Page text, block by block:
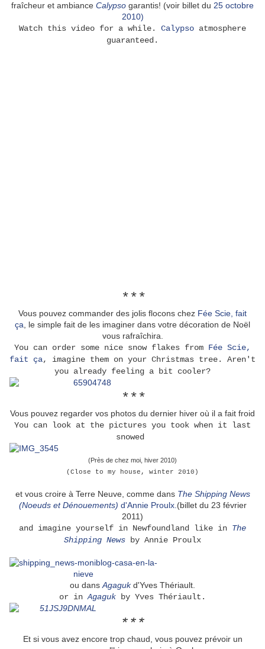
fraîcheur et ambiance Calypso garantis! (voir billet du 25 octobre
2010)
Watch this video for a while. Calypso atmosphere
guaranteed.
***
Vous pouvez commander des jolis flocons chez Fée Scie, fait
ça , le simple fait de les imaginer dans votre décoration de Noël
vous rafraîchira.
You can order some nice snow flakes from Fée Scie,
fait ça, imagine them on your Christmas tree. Aren't
you already feeling a bit cooler?
***
Vous pouvez regarder vos photos du dernier hiver où il a fait froid
You can look at the pictures you took when it last
snowed
(Près de chez moi, hiver 2010)
(Close to my house, winter 2010)
et vous croire à Terre Neuve, comme dans The Shipping News
(Noeuds et Dénouements) d'Annie Proulx. (billet du 23 février
2011)
and imagine yourself in Newfoundland like in The
Shipping News by Annie Proulx
ou dans Agagukd'Yves Thériault.
or in Agaguk by Yves Thériault.
***
Et si vous avez encore trop chaud, vous pouvez prévoir un